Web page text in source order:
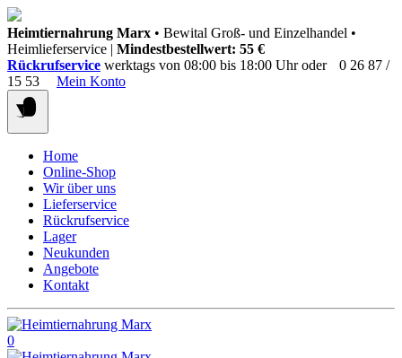
Springen
Sie
zum
Inhalt
Heimtiernahrung Marx • Bewital Groß- und Einzelhandel •
Heimlieferservice | Mindestbestellwert: 55 €
Rückrufservice werktags von 08:00 bis 18:00 Uhr oder
0 26 87 /
15 53
Mein Konto
Home
Online-Shop
Wir über uns
Lieferservice
Rückrufservice
Lager
Neukunden
Angebote
Kontakt
0